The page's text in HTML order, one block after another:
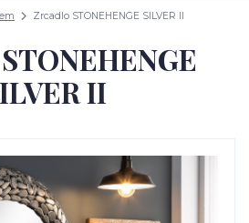
Zrcadlo STONEHENGE SILVER II
II